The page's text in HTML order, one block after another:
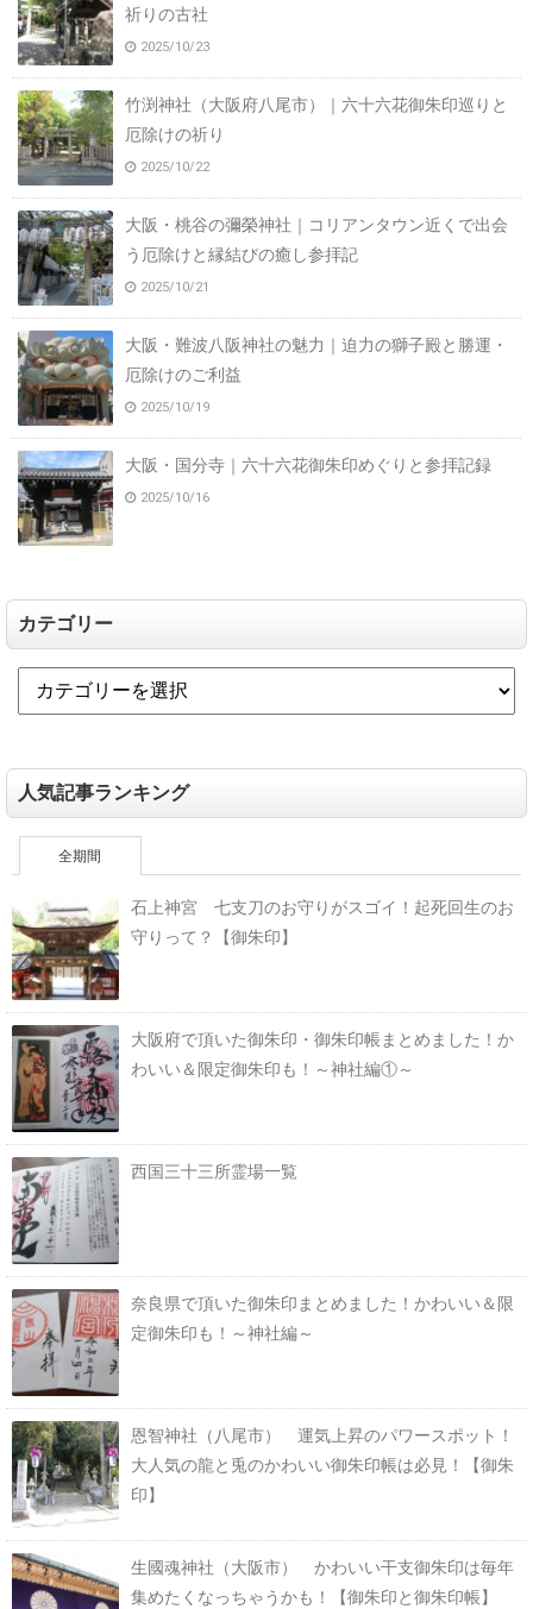
祈りの古社
2025/10/23
竹渕神社（大阪府八尾市）｜六十六花御朱印巡りと
厄除けの祈り
2025/10/22
大阪・桃谷の彌榮神社｜コリアンタウン近くで出会
う厄除けと縁結びの癒し参拝記
2025/10/21
大阪・難波八阪神社の魅力｜迫力の獅子殿と勝運・
厄除けのご利益
2025/10/19
大阪・国分寺｜六十六花御朱印めぐりと参拝記録
2025/10/16
カテゴリー
人気記事ランキング
全期間
石上神宮 七支刀のお守りがスゴイ！起死回生のお
守りって？【御朱印】
大阪府で頂いた御朱印・御朱印帳まとめました！か
わいい＆限定御朱印も！～神社編①～
西国三十三所霊場一覧
奈良県で頂いた御朱印まとめました！かわいい＆限
定御朱印も！～神社編～
恩智神社（八尾市） 運気上昇のパワースポット！
大人気の龍と兎のかわいい御朱印帳は必見！【御朱
印】
生國魂神社（大阪市） かわいい干支御朱印は毎年
集めたくなっちゃうかも！【御朱印と御朱印帳】